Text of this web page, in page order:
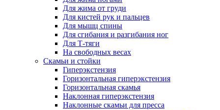
Для жима от груди
Для кистей рук и пальцев
Для мышц спины
Для сгибания и разгибания ног
Для Т-тяги
На свободных весах
Скамьи и стойки
Гиперэкстензия
Горизонтальная гиперэкстензия
Горизонтальная скамья
Наклонная гиперэкстензия
Наклонные скамьи для пресса